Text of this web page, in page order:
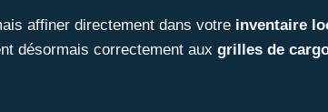
affiner directement dans votre inventaire
désormais correctement aux grilles de